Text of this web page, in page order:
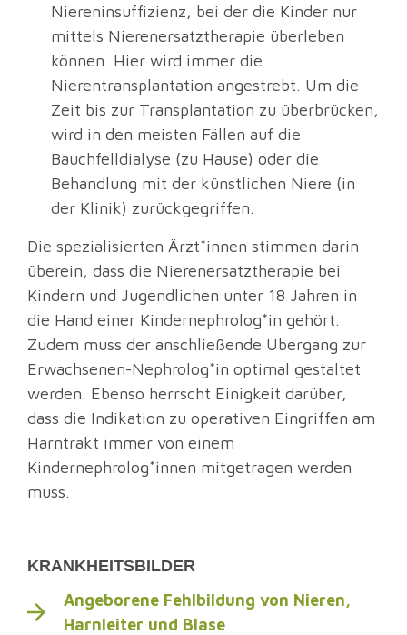
Niereninsuffizienz, bei der die Kinder nur
mittels Nierenersatztherapie überleben
können. Hier wird immer die
Nierentransplantation angestrebt. Um die
Zeit bis zur Transplantation zu überbrücken,
wird in den meisten Fällen auf die
Bauchfelldialyse (zu Hause) oder die
Behandlung mit der künstlichen Niere (in
der Klinik) zurückgegriffen.
Die spezialisierten Ärzt*innen stimmen darin
überein, dass die Nierenersatztherapie bei
Kindern und Jugendlichen unter 18 Jahren in
die Hand einer Kindernephrolog*in gehört.
Zudem muss der anschließende Übergang zur
Erwachsenen-Nephrolog*in optimal gestaltet
werden. Ebenso herrscht Einigkeit darüber,
dass die Indikation zu operativen Eingriffen am
Harntrakt immer von einem
Kindernephrolog*innen mitgetragen werden
muss.
KRANKHEITSBILDER
Angeborene Fehlbildung von Nieren,
Harnleiter und Blase